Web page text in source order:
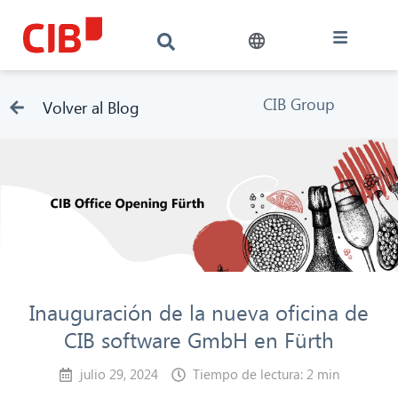
Volver al Blog CIB Group
Inauguración de la nueva oficina de
CIB software GmbH en Fürth
julio 29, 2024 Tiempo de lectura: 2 min